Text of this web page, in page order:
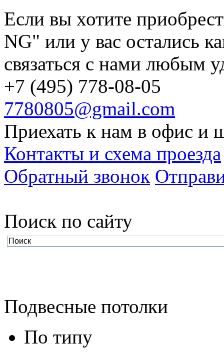
Если вы хотите
NG" или у вас остались
связаться с нами любым
+7 (495) 778-08-05
7780805@gmail.com
Приехать к нам в офис и
Контакты и схема проезда
Обратный звонок
Поиск по cайту
Подвесные потолки
По типу